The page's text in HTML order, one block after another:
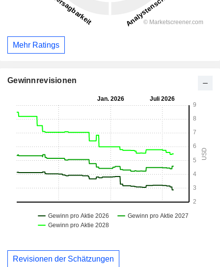
Mehr Ratings
Gewinnrevisionen
Revisionen der Schätzungen